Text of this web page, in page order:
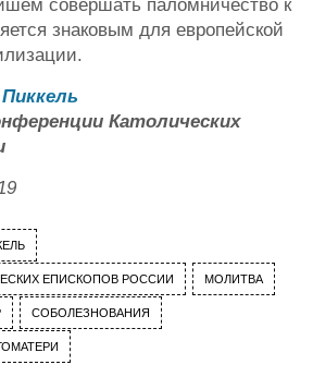
совершать паломничество к
знаковым для европейской
Католических
ЕПИСКОПОВ РОССИИ МОЛИТВА
СОБОЛЕЗНОВАНИЯ